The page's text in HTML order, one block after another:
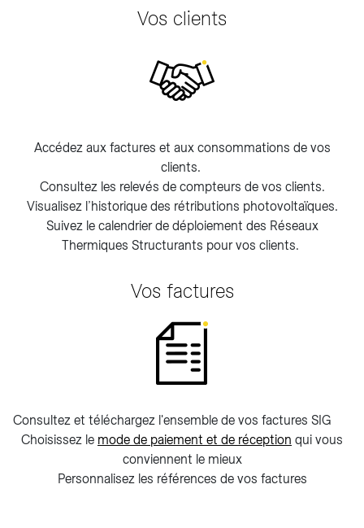
Vos clients
Accédez aux factures et aux consommations de vos
clients.
Consultez les relevés de compteurs de vos clients.
Visualisez l’historique des rétributions photovoltaïques.
Suivez le calendrier de déploiement des Réseaux
Thermiques Structurants pour vos clients.
Vos factures
Consultez et téléchargez l'ensemble de vos factures SIG
Choisissez le mode de paiement et de réception qui vous
conviennent le mieux
Personnalisez les références de vos factures